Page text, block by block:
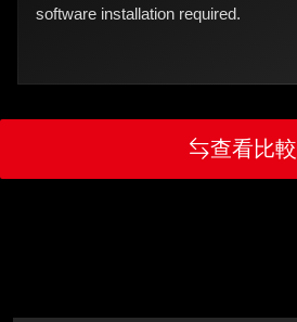
software installation required.
查看比較